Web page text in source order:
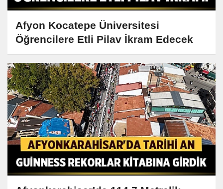
Afyon Kocatepe Üniversitesi
Öğrencilere Etli Pilav İkram Edecek